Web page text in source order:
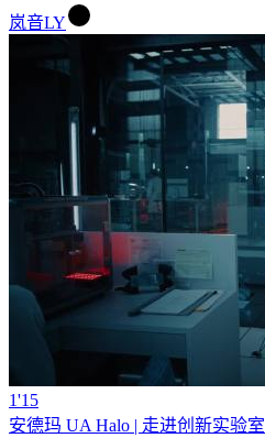
岚音LY
1'15
安德玛 UA Halo | 走进创新实验室